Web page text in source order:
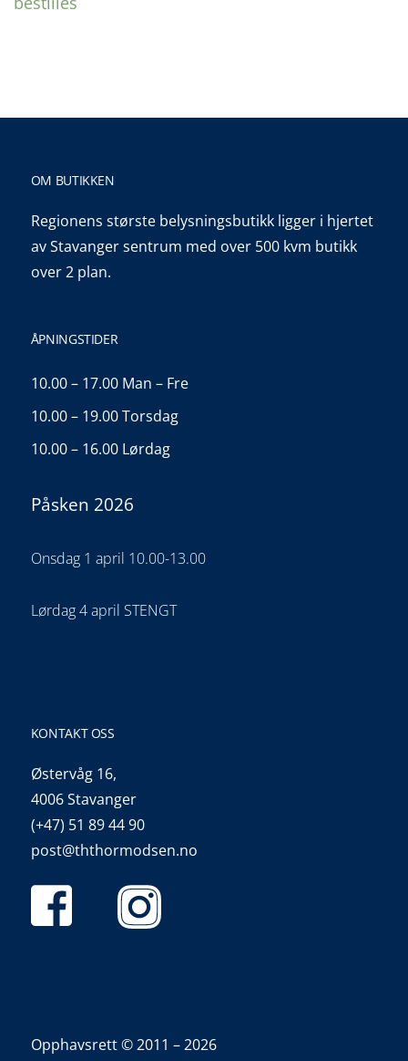
OM BUTIKKEN
Regionens største belysningsbutikk ligger i hjertet
av Stavanger sentrum med over 500 kvm butikk
over 2 plan.
ÅPNINGSTIDER
10.00 – 17.00 Man – Fre
10.00 – 19.00 Torsdag
10.00 – 16.00 Lørdag
Påsken 2026
Onsdag 1 april 10.00-13.00
Lørdag 4 april STENGT
KONTAKT OSS
Østervåg 16,
4006 Stavanger
(+47) 51 89 44 90
post@ththormodsen.no
Opphavsrett © 2011 – 2026